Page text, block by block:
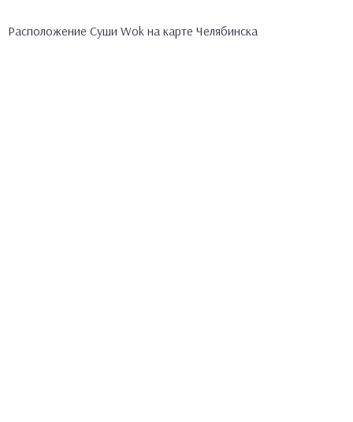
Расположение Суши Wok на карте Челябинска